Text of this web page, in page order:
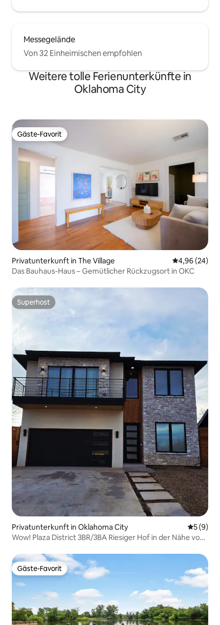
Messegelände
Von 32 Einheimischen empfohlen
Weitere tolle Ferienunterkünfte in
Oklahoma City
Gäste-Favorit
Gäste-Favorit
Privatunterkunft in The Village
4,96 (24)
Das Bauhaus-Haus – Gemütlicher Rückzugsort in OKC
Superhost
Superhost
Privatunterkunft in Oklahoma City
5 (9)
Wow! Plaza District 3BR/3BA Riesiger Hof in der Nähe von
Gäste-Favorit
Gäste-Favorit